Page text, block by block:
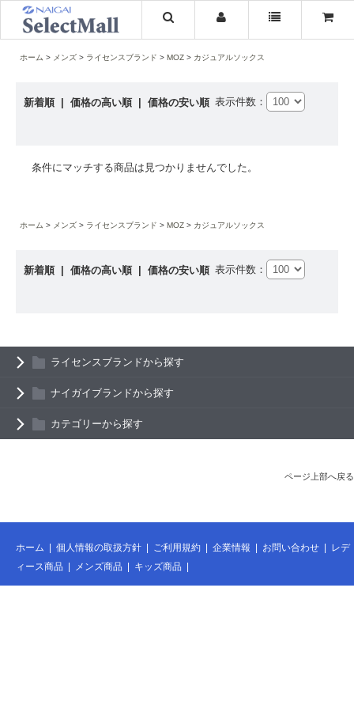
ホーム メンズ ライセンスブランド MOZ カジュアルソックス
新着順 価格の高い順 価格の安い順 表示件数：
条件にマッチする商品は見つかりませんでした。
ホーム メンズ ライセンスブランド MOZ カジュアルソックス
新着順 価格の高い順 価格の安い順 表示件数：
ライセンスブランドから探す
ナイガイブランドから探す
カテゴリーから探す
ページ上部へ戻る
ホーム 個人情報の取扱方針 ご利用規約 企業情報 お問い合わせ
レデ
ィース商品
メンズ商品 キッズ商品